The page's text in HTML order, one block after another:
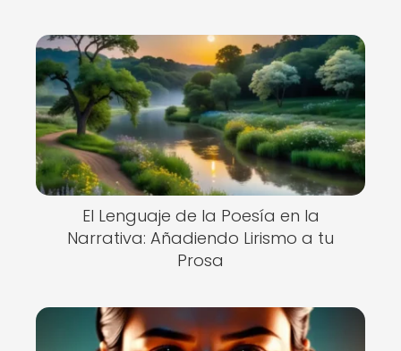
El Lenguaje de la Poesía en la
Narrativa: Añadiendo Lirismo a tu
Prosa